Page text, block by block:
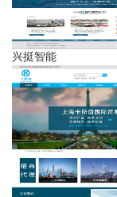
兴挺智能